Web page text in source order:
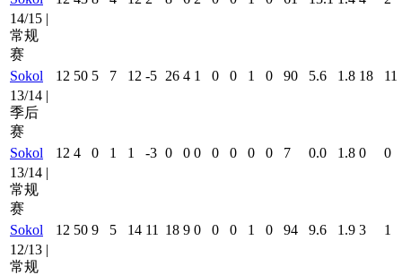
14/15 |
常规
赛
Sokol
12 50 5 7 12 -5 26 4 1 0 0 1 0 90 5.6 1.8 18
11
13/14 |
季后
赛
Sokol
12 4 0 1 1 -3 0 0 0 0 0 0 0 7 0.0 1.8 0
0
13/14 |
常规
赛
Sokol
12 50 9 5 14 11 18 9 0 0 0 1 0 94 9.6 1.9 3
1
12/13 |
常规